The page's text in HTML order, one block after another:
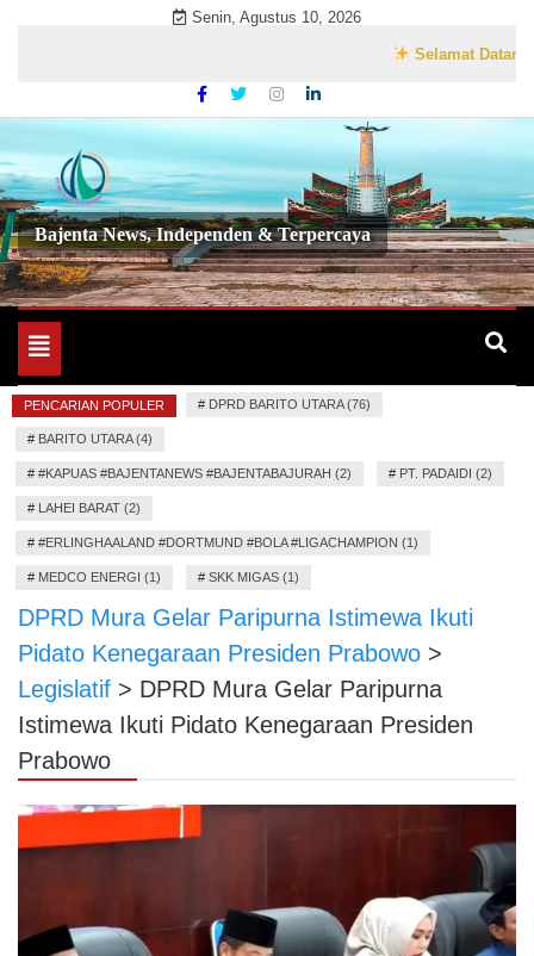
Senin, Agustus 10, 2026
Selamat Datang di
Bajenta News, Independen & Terpercaya
Toggle
navigation
PENCARIAN POPULER # DPRD BARITO UTARA (76)
# BARITO UTARA (4)
# #KAPUAS #BAJENTANEWS #BAJENTABAJURAH (2) # PT. PADAIDI (2)
# LAHEI BARAT (2)
# #ERLINGHAALAND #DORTMUND #BOLA #LIGACHAMPION (1)
# MEDCO ENERGI (1) # SKK MIGAS (1)
DPRD Mura Gelar Paripurna Istimewa Ikuti
Pidato Kenegaraan Presiden Prabowo >
Legislatif > DPRD Mura Gelar Paripurna
Istimewa Ikuti Pidato Kenegaraan Presiden
Prabowo